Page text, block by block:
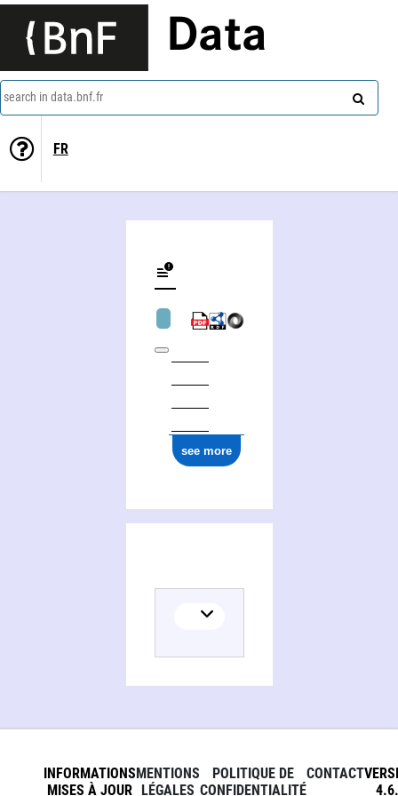
Data
search in data.bnf.fr
FR
see more
INFORMATIONS
MISES À JOUR
MENTIONS
LÉGALES
POLITIQUE DE
CONFIDENTIALITÉ
CONTACT